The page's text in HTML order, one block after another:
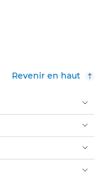
Revenir en haut